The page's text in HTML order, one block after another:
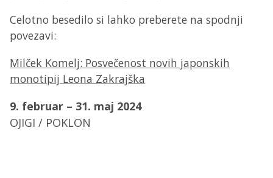
Celotno besedilo si lahko preberete na spodnji
povezavi:
Milček Komelj: Posvečenost novih japonskih
monotipij Leona Zakrajška
9. februar – 31. maj 2024
OJIGI / POKLON